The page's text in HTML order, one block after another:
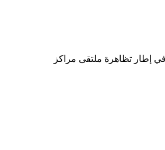
إطار تظاهرة ملتقى مراكز